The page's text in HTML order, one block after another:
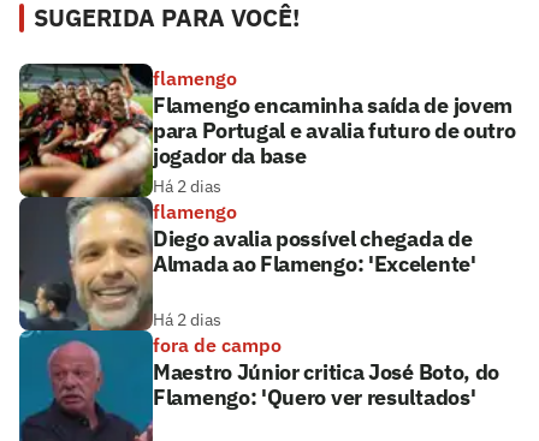
SUGERIDA PARA VOCÊ!
flamengo
Flamengo encaminha saída de jovem
para Portugal e avalia futuro de outro
jogador da base
Há 2 dias
flamengo
Diego avalia possível chegada de
Almada ao Flamengo: 'Excelente'
Há 2 dias
fora de campo
Maestro Júnior critica José Boto, do
Flamengo: 'Quero ver resultados'